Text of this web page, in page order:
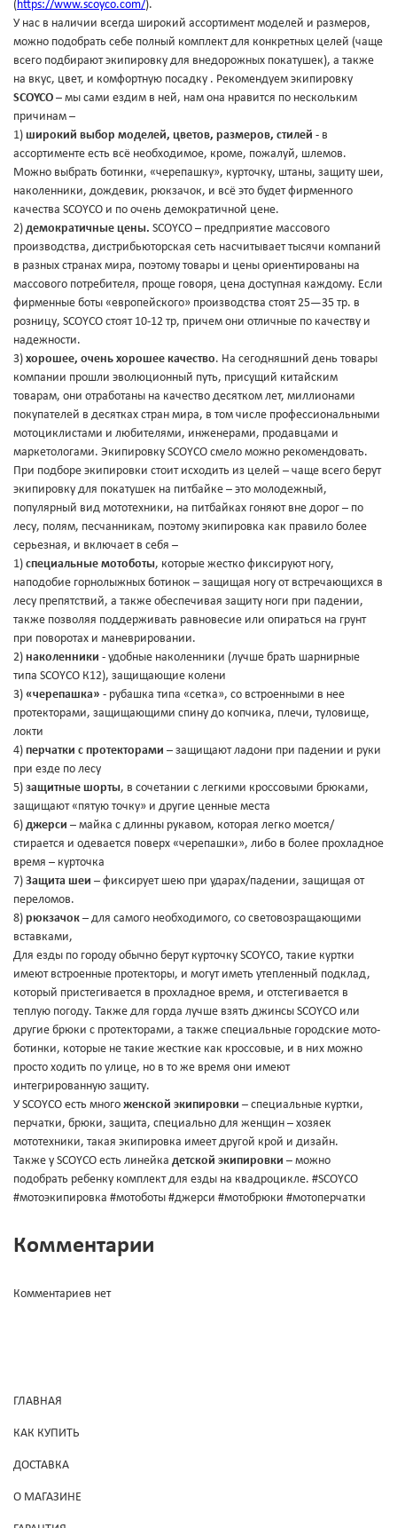
(https://www.scoyco.com/).
У нас в наличии всегда широкий ассортимент моделей и размеров,
можно подобрать себе полный комплект для конкретных целей (чаще
всего подбирают экипировку для внедорожных покатушек), а также
на вкус, цвет, и комфортную посадку . Рекомендуем экипировку
SCOYCO – мы сами ездим в ней, нам она нравится по нескольким
причинам –
1) широкий выбор моделей, цветов, размеров, стилей - в
ассортименте есть всё необходимое, кроме, пожалуй, шлемов.
Можно выбрать ботинки, «черепашку», курточку, штаны, защиту шеи,
наколенники, дождевик, рюкзачок, и всё это будет фирменного
качества SCOYCO и по очень демократичной цене.
2) демократичные цены. SCOYCO – предприятие массового
производства, дистрибьюторская сеть насчитывает тысячи компаний
в разных странах мира, поэтому товары и цены ориентированы на
массового потребителя, проще говоря, цена доступная каждому. Если
фирменные боты «европейского» производства стоят 25—35 тр. в
розницу, SCOYCO стоят 10-12 тр, причем они отличные по качеству и
надежности.
3) хорошее, очень хорошее качество. На сегодняшний день товары
компании прошли эволюционный путь, присущий китайским
товарам, они отработаны на качество десятком лет, миллионами
покупателей в десятках стран мира, в том числе профессиональными
мотоциклистами и любителями, инженерами, продавцами и
маркетологами. Экипировку SCOYCO смело можно рекомендовать.
При подборе экипировки стоит исходить из целей – чаще всего берут
экипировку для покатушек на питбайке – это молодежный,
популярный вид мототехники, на питбайках гоняют вне дорог – по
лесу, полям, песчанникам, поэтому экипировка как правило более
серьезная, и включает в себя –
1) специальные мотоботы, которые жестко фиксируют ногу,
наподобие горнолыжных ботинок – защищая ногу от встречающихся в
лесу препятствий, а также обеспечивая защиту ноги при падении,
также позволяя поддерживать равновесие или опираться на грунт
при поворотах и маневрировании.
2) наколенники - удобные наколенники (лучше брать шарнирные
типа SCOYCO К12), защищающие колени
3) «черепашка» - рубашка типа «сетка», со встроенными в нее
протекторами, защищающими спину до копчика, плечи, туловище,
локти
4) перчатки с протекторами – защищают ладони при падении и руки
при езде по лесу
5) защитные шорты, в сочетании с легкими кроссовыми брюками,
защищают «пятую точку» и другие ценные места
6) джерси – майка с длинны рукавом, которая легко моется/
стирается и одевается поверх «черепашки», либо в более прохладное
время – курточка
7) Защита шеи – фиксирует шею при ударах/падении, защищая от
переломов.
8) рюкзачок – для самого необходимого, со световозращающими
вставками,
Для езды по городу обычно берут курточку SCOYCO, такие куртки
имеют встроенные протекторы, и могут иметь утепленный подклад,
который пристегивается в прохладное время, и отстегивается в
теплую погоду. Также для горда лучше взять джинсы SCOYCO или
другие брюки с протекторами, а также специальные городские мото-
ботинки, которые не такие жесткие как кроссовые, и в них можно
просто ходить по улице, но в то же время они имеют
интегрированную защиту.
У SCOYCO есть много женской экипировки – специальные куртки,
перчатки, брюки, защита, специально для женщин – хозяек
мототехники, такая экипировка имеет другой крой и дизайн.
Также у SCOYCO есть линейка детской экипировки – можно
подобрать ребенку комплект для езды на квадроцикле. #SCOYCO
#мотоэкипировка #мотоботы #джерси #мотобрюки #мотоперчатки
Комментарии
Комментариев нет
ГЛАВНАЯ
КАК КУПИТЬ
ДОСТАВКА
О МАГАЗИНЕ